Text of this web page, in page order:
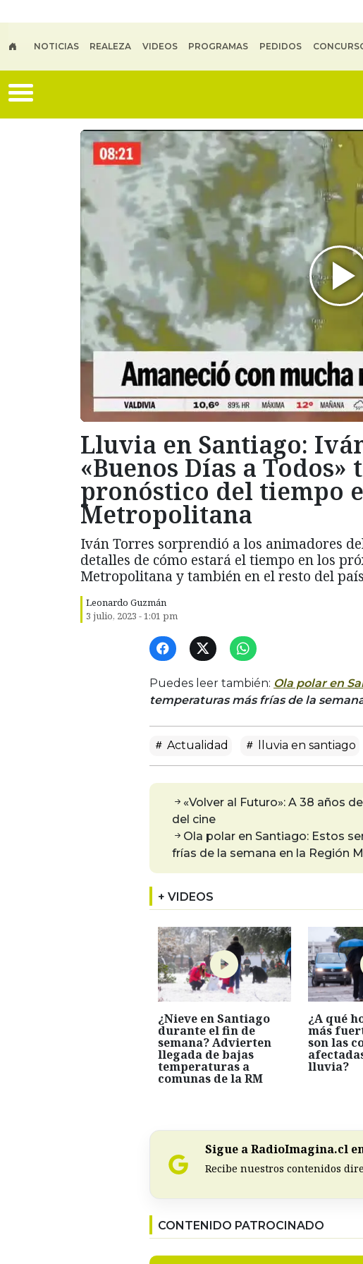
NOTICIAS REALEZA VIDEOS PROGRAMAS PEDIDOS
Lluvia en Santiago:
«Buenos Días a
pronóstico del tiempo
Metropolitana
Iván Torres sorprendió a los animadores
detalles de cómo estará el tiempo en los
Metropolitana y también en el resto del
Leonardo Guzmán
3 julio, 2023 - 1:01 pm
Puedes leer también: Ola polar en
temperaturas más frías de la
Actualidad lluvia en santiago
«Volver al Futuro»: A 38 años
del cine
Ola polar en Santiago: Estos
frías de la semana en la Región
+ VIDEOS
¿Nieve en Santiago
durante el fin de
semana? Advierten
llegada de bajas
temperaturas a
comunas de la RM
¿A qué
más
son las
lluvia?
Sigue a RadioImagina.cl
Recibe nuestros contenidos
CONTENIDO PATROCINADO